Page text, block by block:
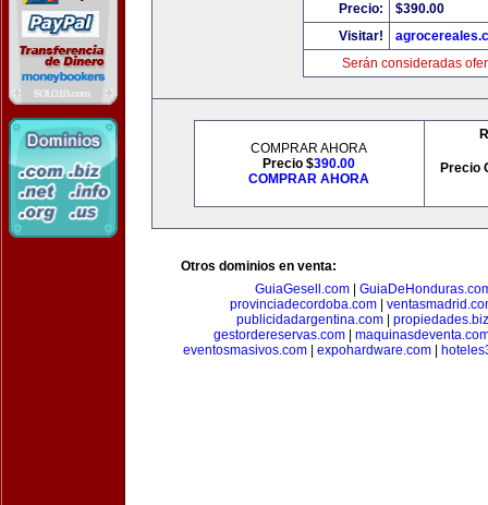
Precio:
$390.00
Visitar!
Serán consideradas
COMPRAR AHORA
Precio $390.00
COMPRAR AHORA
Precio
Otros dominios en venta:
GuiaGesell.com
provinciadecordoba.com
publicidadargentina.com| propiedades.biz
gestordereservas.com|
eventosmasivos.com
expohardware.com